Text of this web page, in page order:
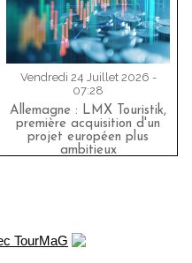
Vendredi 24 Juillet 2026 -
07:28
Allemagne : LMX Touristik,
première acquisition d'un
projet européen plus
ambitieux